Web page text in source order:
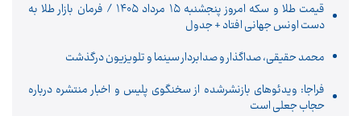
قیمت طلا و سکه امروز پنجشنبه ۱۵ مرداد ۱۴۰۵ / فرمان بازار طلا به
دست اونس جهانی افتاد + جدول
محمد حقیقی، صداگذار و صدابردار سینما و تلویزیون درگذشت
فراجا: ویدئوهای بازنشرشده از سخنگوی پلیس و اخبار منتشره درباره
حجاب جعلی است